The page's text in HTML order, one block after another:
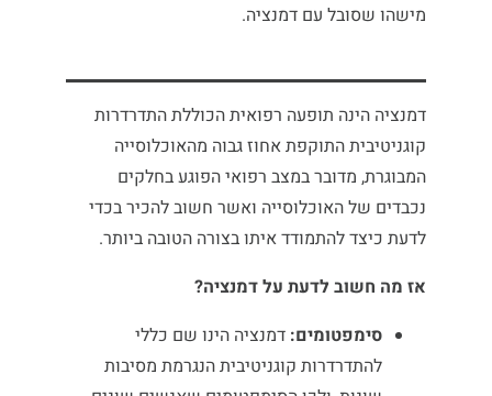
מישהו שסובל עם דמנציה.
דמנציה הינה תופעה רפואית הכוללת התדרדרות
קוגניטיבית התוקפת אחוז גבוה מהאוכלוסייה
המבוגרת, מדובר במצב רפואי הפוגע בחלקים
נכבדים של האוכלוסייה ואשר חשוב להכיר בכדי
לדעת כיצד להתמודד איתו בצורה הטובה ביותר.
אז מה חשוב לדעת על דמנציה?
סימפטומים: דמנציה הינו שם כללי
להתדרדרות קוגניטיבית הנגרמת מסיבות